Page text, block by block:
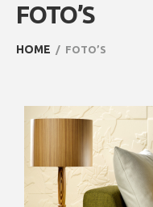
FOTO’S
HOME FOTO’S